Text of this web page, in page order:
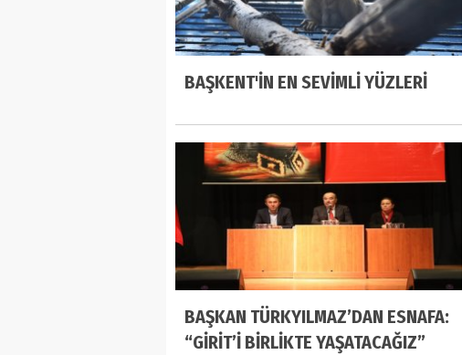
BAŞKENT'İN EN SEVİMLİ YÜZLERİ
BAŞKAN TÜRKYILMAZ’DAN ESNAFA:
“GİRİT’İ BİRLİKTE YAŞATACAĞIZ”